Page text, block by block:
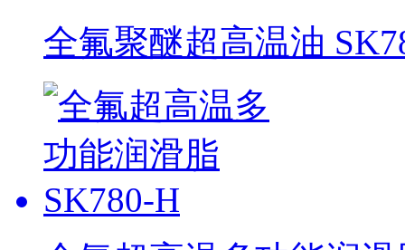
全氟聚醚超高温油